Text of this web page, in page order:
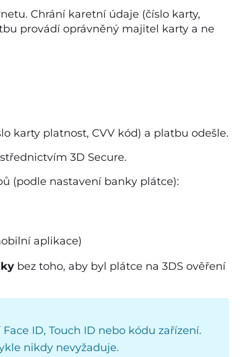
Chrání karetní údaje (číslo karty,
provádí oprávněný majitel karty a ne
karty platnost, CVV kód) a platbu odešle.
3D Secure.
(podle nastavení banky plátce):
aplikace)
bez toho, aby byl plátce na 3DS ověření
ID, Touch ID nebo kódu zařízení.
nikdy nevyžaduje.